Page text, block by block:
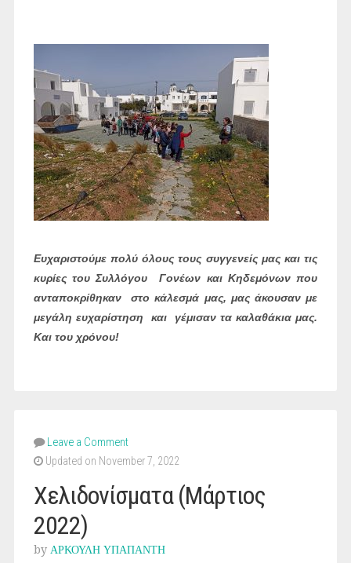
Ευχαριστούμε πολύ όλους τους συγγενείς μας και τις
κυρίες του Συλλόγου Γονέων και Κηδεμόνων που
ανταποκρίθηκαν στο κάλεσμά μας, μας άκουσαν με
μεγάλη ευχαρίστηση και γέμισαν τα καλαθάκια μας.
Και του χρόνου!
Leave a Comment
Updated on November 7, 2022
Χελιδονίσματα (Μάρτιος
2022)
by ΑΡΚΟΥΛΗ ΥΠΑΠΑΝΤΗ